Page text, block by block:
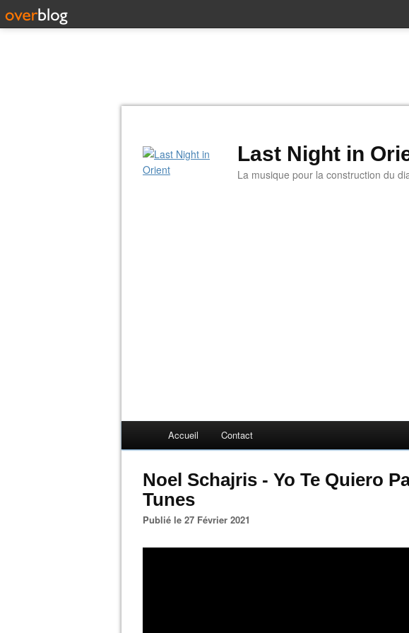
Last Night in
La musique pour la construction du
Accueil Contact
Noel Schajris - Yo Te Quiero
Tunes
Publié le 27 Février 2021